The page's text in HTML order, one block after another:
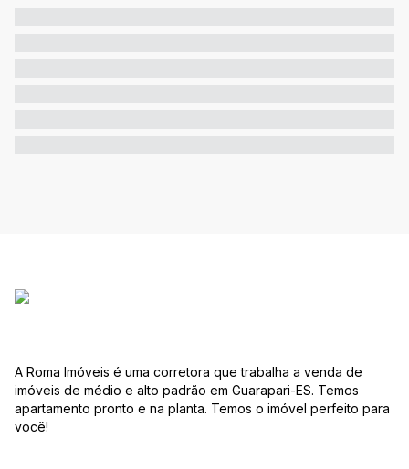
A Roma Imóveis é uma corretora que trabalha a venda de
imóveis de médio e alto padrão em Guarapari-ES. Temos
apartamento pronto e na planta. Temos o imóvel perfeito para
você!